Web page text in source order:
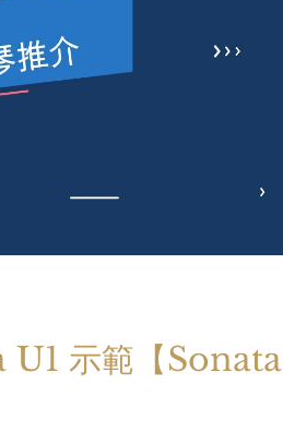
U1 示範【Sonata